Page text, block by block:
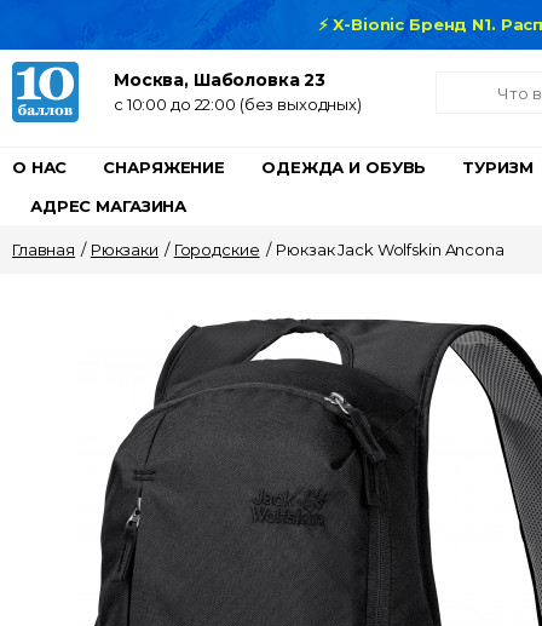
⚡ X-Bionic Бренд N1.
Москва, Шаболовка 23
c 10:00 до 22:00 (без выходных)
О НАС СНАРЯЖЕНИЕ ОДЕЖДА И ОБУВЬ
ТУРИЗМ
АДРЕС МАГАЗИНА
Главная / Рюкзаки / Городские / Рюкзак Jack Wolfskin Ancona